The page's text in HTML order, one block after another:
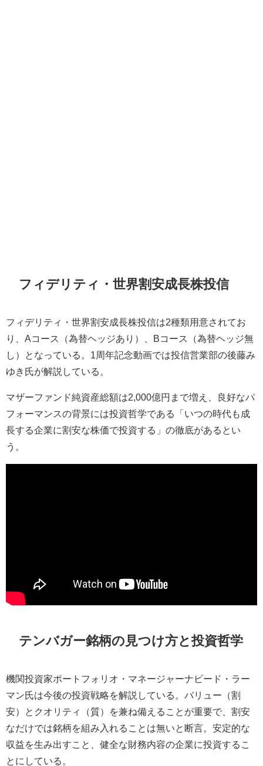
フィデリティ・世界割安成長株投信
フィデリティ・世界割安成長株投信は2種類用意されてお
り、Aコース（為替ヘッジあり）、Bコース（為替ヘッジ無
し）となっている。1周年記念動画では投信営業部の後藤み
ゆき氏が解説している。
マザーファンド純資産総額は2,000億円まで増え、良好なパ
フォーマンスの背景には投資哲学である「いつの時代も成
長する企業に割安な株価で投資する」の徹底があるとい
う。
テンバガー銘柄の見つけ方と投資哲学
機関投資家ポートフォリオ・マネージャーナビード・ラー
マン氏は今後の投資戦略を解説している。バリュー（割
安）とクオリティ（質）を兼ね備えることが重要で、割安
なだけでは銘柄を組み入れることは無いと断言。安定的な
収益を生み出すこと、健全な財務内容の企業に投資するこ
とにしている。